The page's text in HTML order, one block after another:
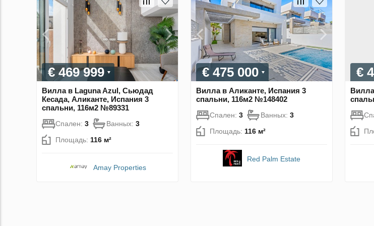
€ 469 999
Вилла в Laguna Azul, Сьюдад
Кесада, Аликанте, Испания 3
спальни, 116м2 №89331
Спален: 3 Ванных: 3
Площадь: 116 м²
Amay Properties
€ 475 000
Вилла в Аликанте, Испания 3
спальни, 116м2 №148402
Спален: 3 Ванных: 3
Площадь: 116 м²
Red Palm Estate
€